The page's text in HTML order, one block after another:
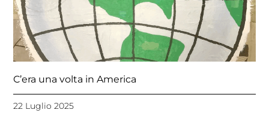
C’era una volta in America
22 Luglio 2025